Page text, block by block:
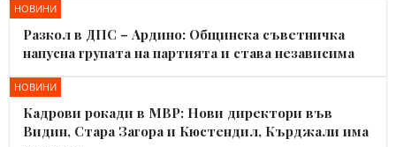
НОВИНИ
Разкол в ДПС – Ардино: Общинска съветничка
напусна групата на партията и става независима
НОВИНИ
Кадрови рокади в МВР: Нови директори във
Видин, Стара Загора и Кюстендил, Кърджали има